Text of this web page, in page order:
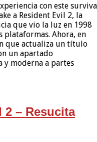
con este
a Resident Evil 2, la
que vio la luz en 1998
plataformas. Ahora, en
que actualiza un título
un apartado
moderna a partes
– Resucita